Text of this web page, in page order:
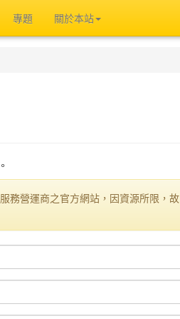
專題 關於本站
務營運商之官方網站，因資源所限，故